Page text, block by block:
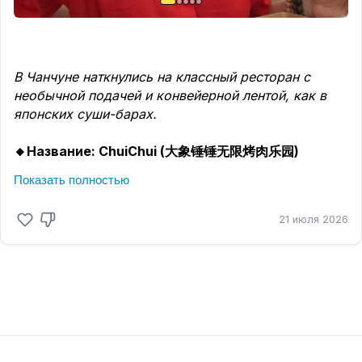
В Чанчуне наткнулись на классный ресторан с
необычной подачей и конвейерной лентой, как в
японских суши-барах.
🔸Название: ChuiChui (大象锤锤无限烤肉乐园)
🚇 Как добраться: с
(зелёная ветка). Выход из метро – буквально
напротив ТЦ, переход через дорогу до ТЦ
Показать полностью
21 июля 2026